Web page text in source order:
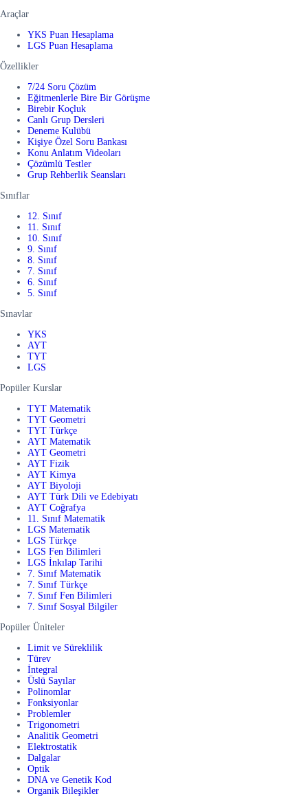
Araçlar
YKS Puan Hesaplama
LGS Puan Hesaplama
Özellikler
7/24 Soru Çözüm
Eğitmenlerle Bire Bir Görüşme
Birebir Koçluk
Canlı Grup Dersleri
Deneme Kulübü
Kişiye Özel Soru Bankası
Konu Anlatım Videoları
Çözümlü Testler
Grup Rehberlik Seansları
Sınıflar
12. Sınıf
11. Sınıf
10. Sınıf
9. Sınıf
8. Sınıf
7. Sınıf
6. Sınıf
5. Sınıf
Sınavlar
YKS
AYT
TYT
LGS
Popüler Kurslar
TYT Matematik
TYT Geometri
TYT Türkçe
AYT Matematik
AYT Geometri
AYT Fizik
AYT Kimya
AYT Biyoloji
AYT Türk Dili ve Edebiyatı
AYT Coğrafya
11. Sınıf Matematik
LGS Matematik
LGS Türkçe
LGS Fen Bilimleri
LGS İnkılap Tarihi
7. Sınıf Matematik
7. Sınıf Türkçe
7. Sınıf Fen Bilimleri
7. Sınıf Sosyal Bilgiler
Popüler Üniteler
Limit ve Süreklilik
Türev
İntegral
Üslü Sayılar
Polinomlar
Fonksiyonlar
Problemler
Trigonometri
Analitik Geometri
Elektrostatik
Dalgalar
Optik
DNA ve Genetik Kod
Organik Bileşikler